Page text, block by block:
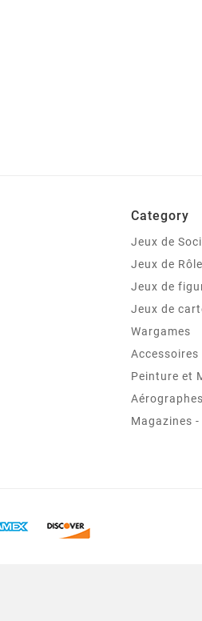
Category
Jeux de
Jeux de Rôle
Jeux de
Jeux de
Wargames
Accessoires
Peinture et
Magazines